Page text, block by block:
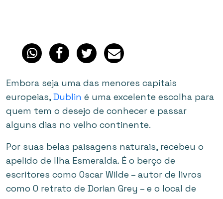
Embora seja uma das menores capitais
europeias,Dublin é uma excelente escolha para
quem tem o desejo de conhecer e passar
alguns dias no velho continente.
Por suas belas paisagens naturais, recebeu o
apelido de Ilha Esmeralda. É o berço de
escritores como Oscar Wilde – autor de livros
como O retrato de Dorian Grey – e o local de